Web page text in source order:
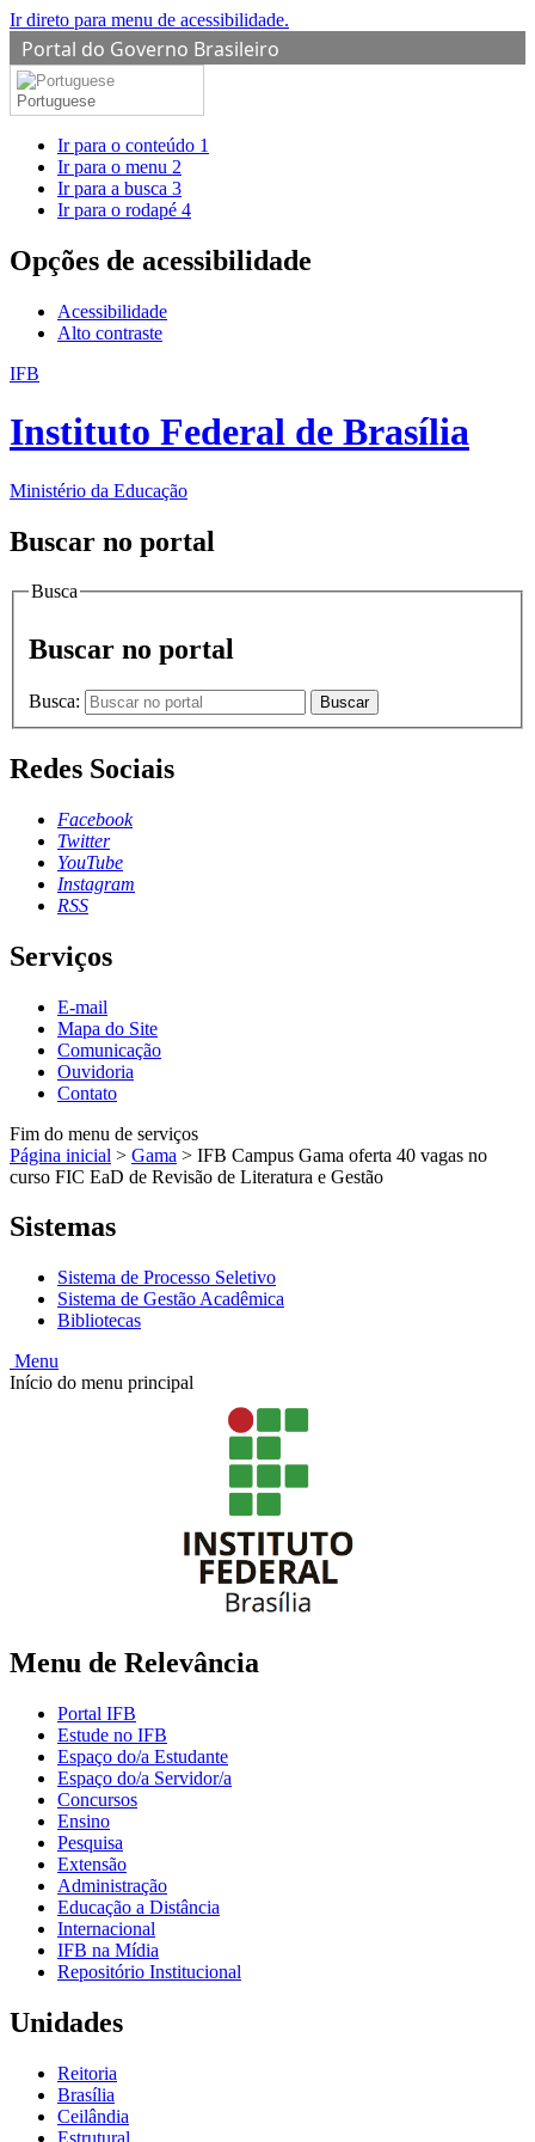
Ir direto para menu de acessibilidade.
Portal do Governo Brasileiro
Portuguese
Ir para o conteúdo 1
Ir para o menu 2
Ir para a busca 3
Ir para o rodapé 4
Opções de acessibilidade
Acessibilidade
Alto contraste
IFB
Instituto Federal de Brasília
Ministério da Educação
Buscar no portal
Busca
Buscar no portal
Busca: Buscar
Redes Sociais
Facebook
Twitter
YouTube
Instagram
RSS
Serviços
E-mail
Mapa do Site
Comunicação
Ouvidoria
Contato
Fim do menu de serviços
Página inicial > Gama > IFB Campus Gama oferta 40 vagas no
curso FIC EaD de Revisão de Literatura e Gestão
Sistemas
Sistema de Processo Seletivo
Sistema de Gestão Acadêmica
Bibliotecas
Menu
Início do menu principal
Menu de Relevância
Portal IFB
Estude no IFB
Espaço do/a Estudante
Espaço do/a Servidor/a
Concursos
Ensino
Pesquisa
Extensão
Administração
Educação a Distância
Internacional
IFB na Mídia
Repositório Institucional
Unidades
Reitoria
Brasília
Ceilândia
Estrutural